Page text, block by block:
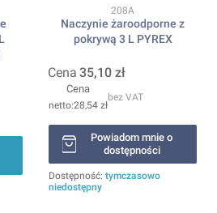
Kod produktu
208A
Naczynie żaroodporne z
pokrywą 3 L PYREX
Cena 35,10 zł
Cena
28,54 zł
bez VAT
Powiadom mnie o
dostępności
Dostępność: tymczasowo
niedostępny